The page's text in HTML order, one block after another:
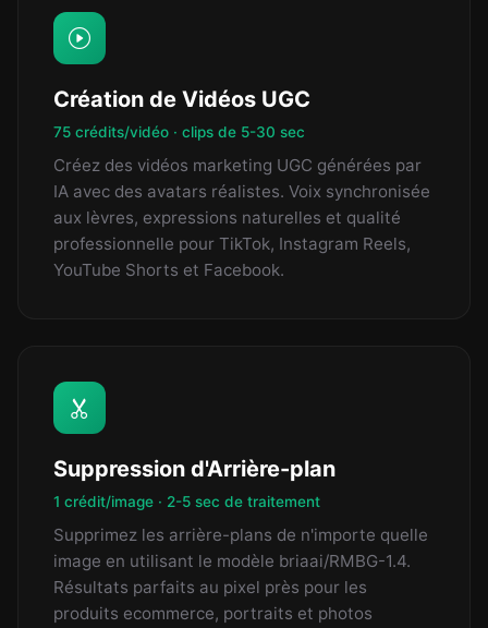
Création de Vidéos UGC
75 crédits/vidéo · clips de 5-30 sec
Créez des vidéos marketing UGC générées par
IA avec des avatars réalistes. Voix synchronisée
aux lèvres, expressions naturelles et qualité
professionnelle pour TikTok, Instagram Reels,
YouTube Shorts et Facebook.
Suppression d'Arrière-plan
1 crédit/image · 2-5 sec de traitement
Supprimez les arrière-plans de n'importe quelle
image en utilisant le modèle briaai/RMBG-1.4.
Résultats parfaits au pixel près pour les
produits ecommerce, portraits et photos